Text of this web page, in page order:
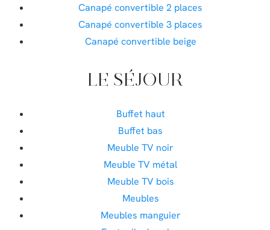
Canapé convertible 2 places
Canapé convertible 3 places
Canapé convertible beige
LE SÉJOUR
Buffet haut
Buffet bas
Meuble TV noir
Meuble TV métal
Meuble TV bois
Meubles
Meubles manguier